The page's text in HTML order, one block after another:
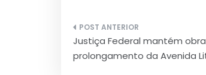
Navegação
de
Justiça Federal mantém
prolongamento da Avenida